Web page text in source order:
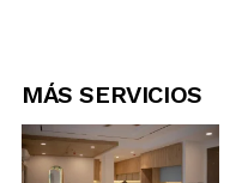
MÁS SERVICIOS